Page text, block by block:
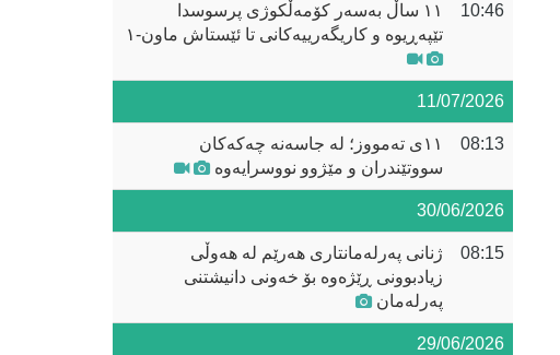
10:46
١١ ساڵ بەسەر کۆمەڵکوژی پرسوسدا
تێپەڕیوە و کاریگەرییەکانی تا ئێستاش ماون-١
11/07/2026
08:13
١١ی تەمووز؛ لە جاسەنە چەکەکان
سووتێندران و مێژوو نووسرایەوە
30/06/2026
08:15
ژنانی پەرلەمانتاری هەرێم لە هەوڵی
زیادبوونی ڕێژەوە بۆ خەونی دانیشتنی
پەرلەمان
29/06/2026